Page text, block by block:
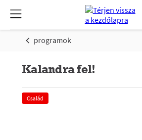
programok
Kalandra fel!
Család